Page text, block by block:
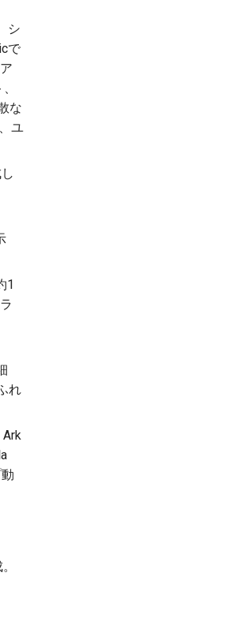
シ
で
な
ユ
1
れ